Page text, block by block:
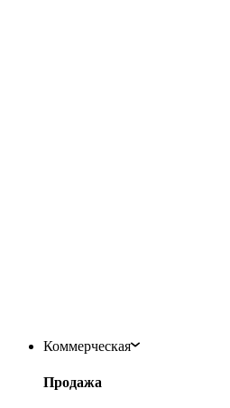
Коммерческая
Продажа